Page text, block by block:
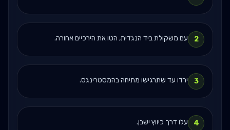
2 עם משקולת ביד הנגדית, הטו את הירכיים אחורה.
3 ירדו עד שתרגישו מתיחה בהמסטרינגס.
4 עלו דרך כיווץ ישבן.